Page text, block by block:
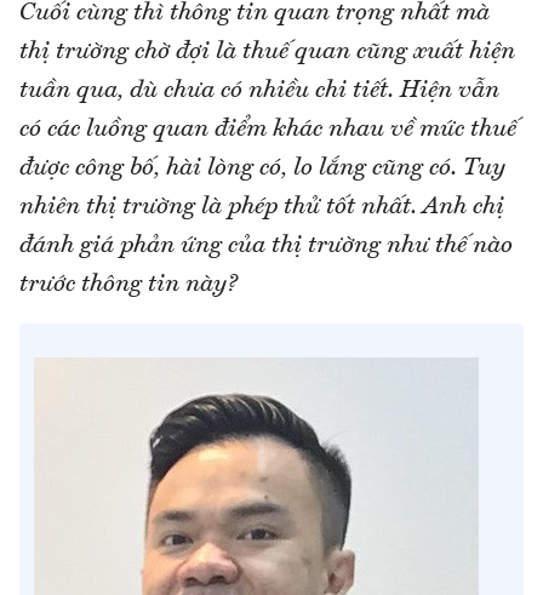
Cuối cùng thì thông tin quan trọng nhất mà
thị trường chờ đợi là thuế quan cũng xuất hiện
tuần qua, dù chưa có nhiều chi tiết. Hiện vẫn
có các luồng quan điểm khác nhau về mức thuế
được công bố, hài lòng có, lo lắng cũng có. Tuy
nhiên thị trường là phép thử tốt nhất. Anh chị
đánh giá phản ứng của thị trường như thế nào
trước thông tin này?